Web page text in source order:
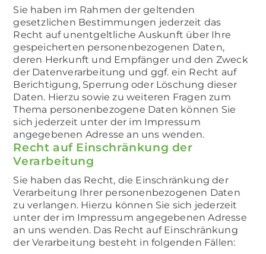
Sie haben im Rahmen der geltenden
gesetzlichen Bestimmungen jederzeit das
Recht auf unentgeltliche Auskunft über Ihre
gespeicherten personenbezogenen Daten,
deren Herkunft und Empfänger und den Zweck
der Datenverarbeitung und ggf. ein Recht auf
Berichtigung, Sperrung oder Löschung dieser
Daten. Hierzu sowie zu weiteren Fragen zum
Thema personenbezogene Daten können Sie
sich jederzeit unter der im Impressum
angegebenen Adresse an uns wenden.
Recht auf Einschränkung der
Verarbeitung
Sie haben das Recht, die Einschränkung der
Verarbeitung Ihrer personenbezogenen Daten
zu verlangen. Hierzu können Sie sich jederzeit
unter der im Impressum angegebenen Adresse
an uns wenden. Das Recht auf Einschränkung
der Verarbeitung besteht in folgenden Fällen: